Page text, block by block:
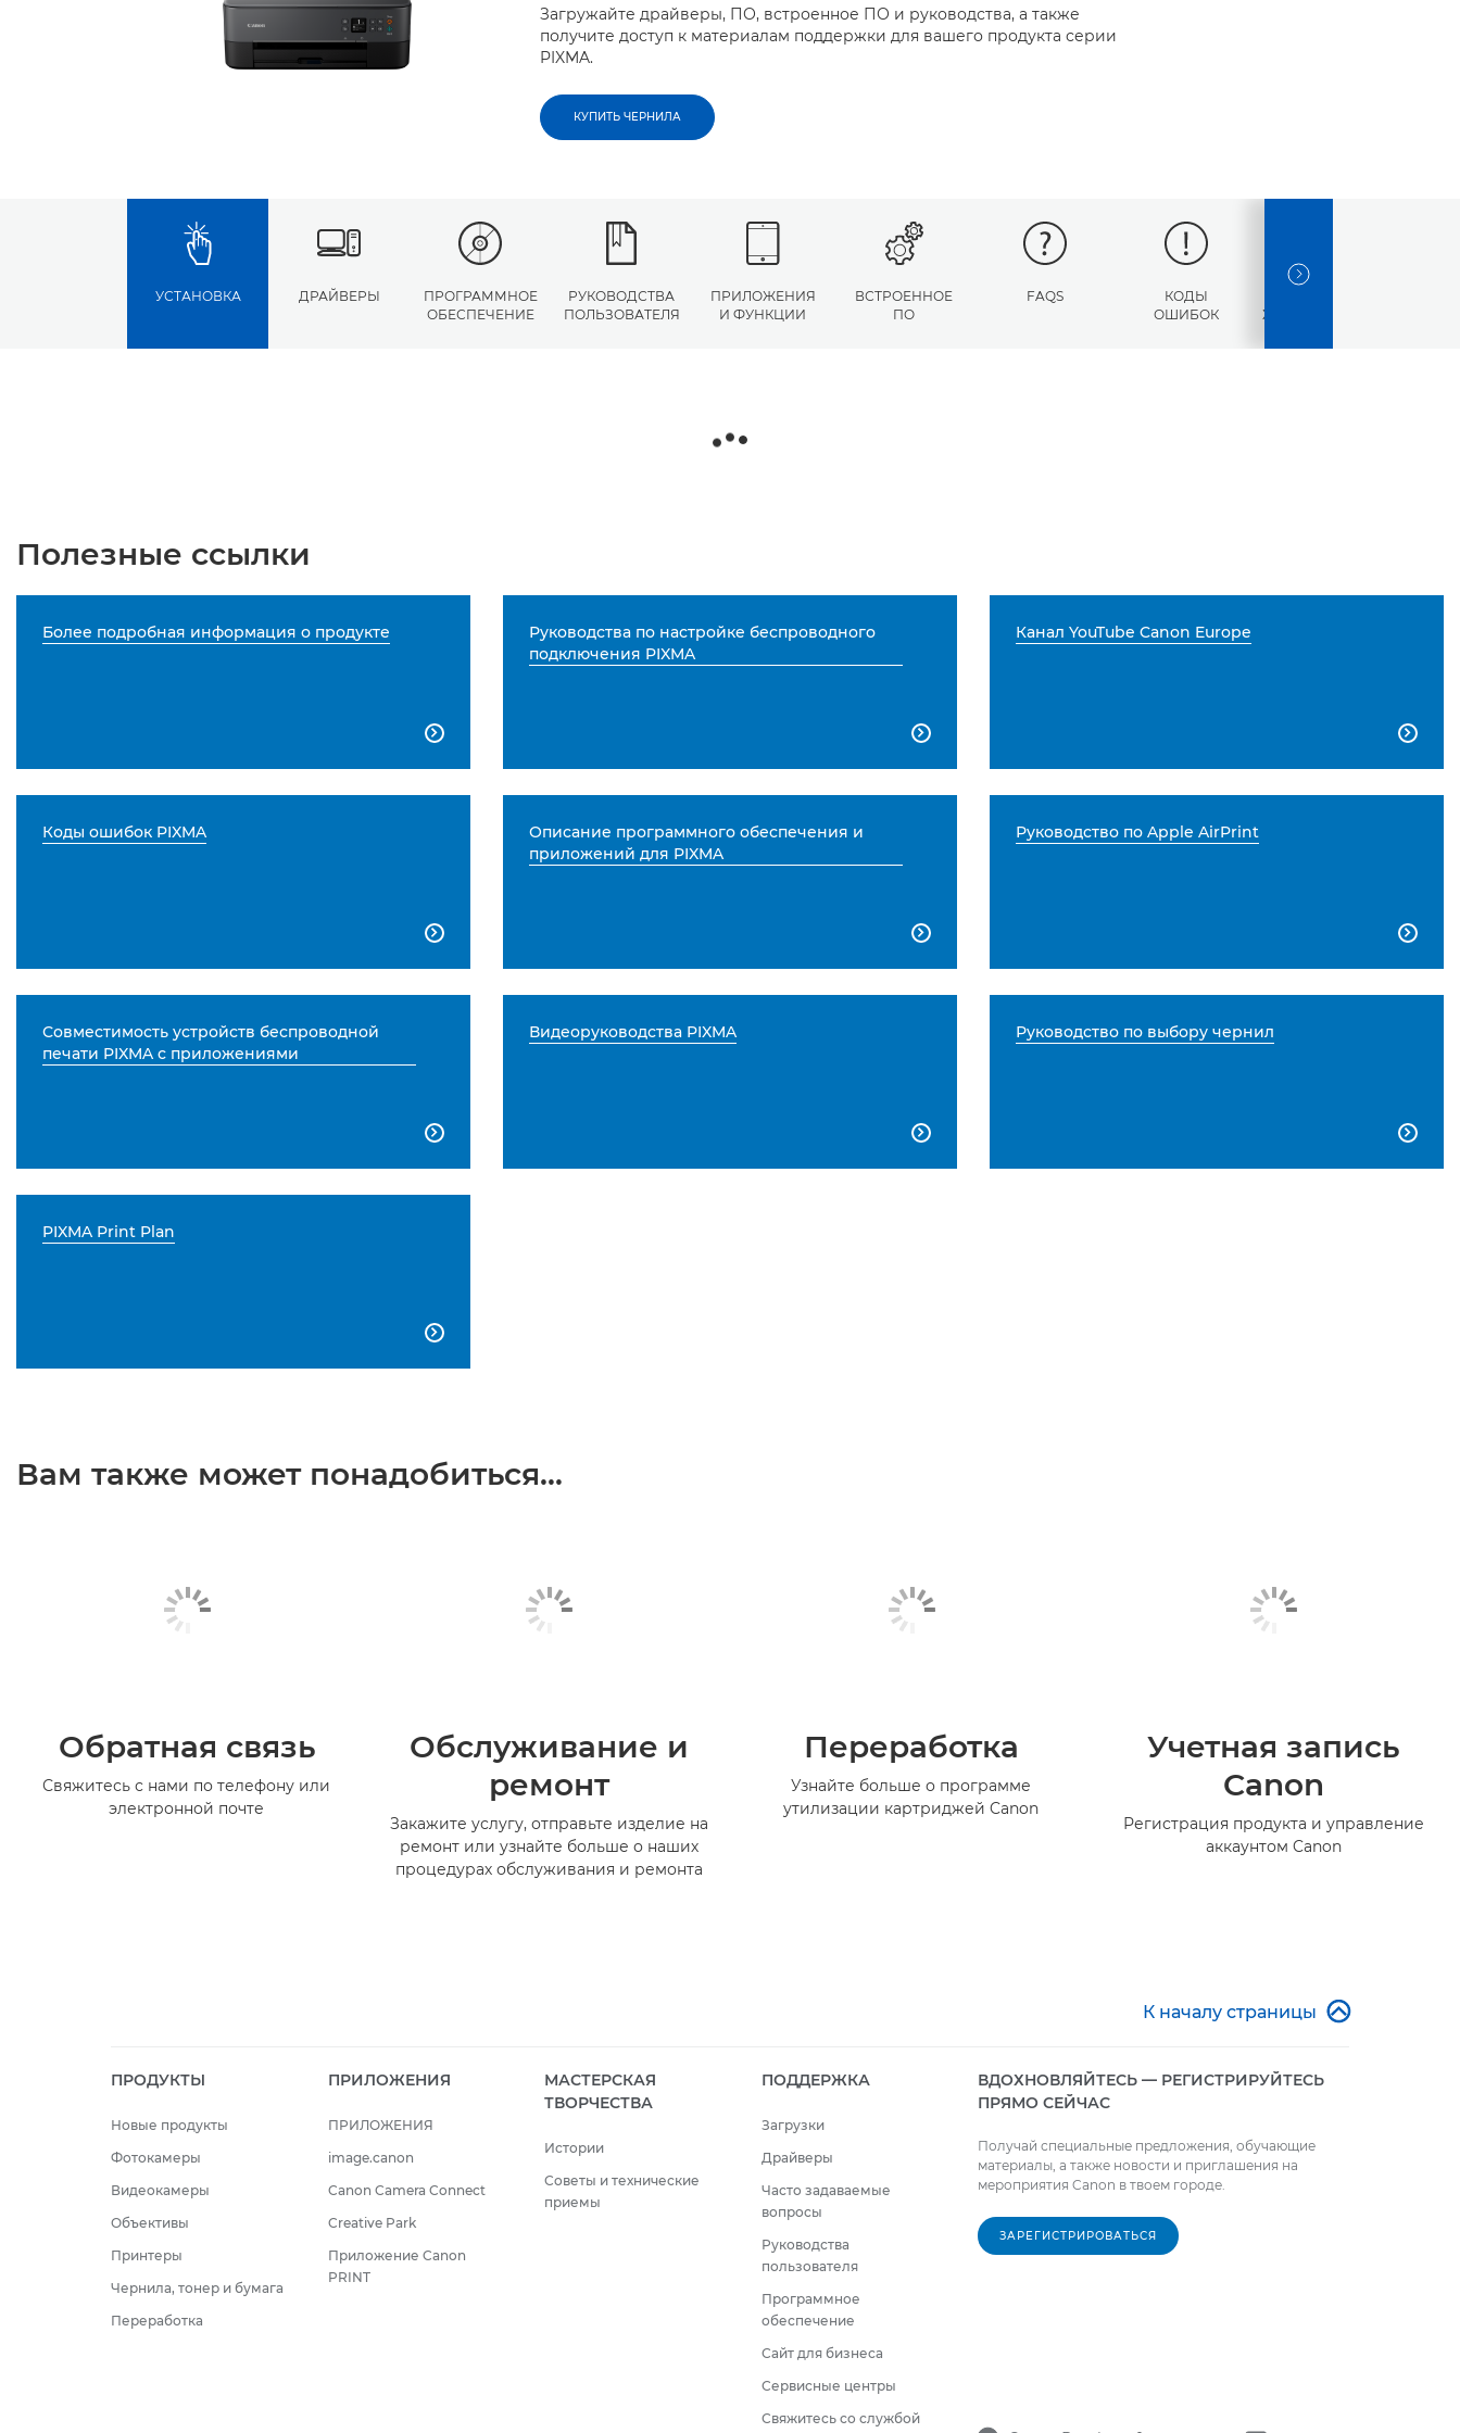
Загружайте драйверы, ПО, встроенное ПО и руководства, а также
получите доступ к материалам поддержки для вашего продукта серии
PIXMA.
КУПИТЬ ЧЕРНИЛА
УСТАНОВКА ДРАЙВЕРЫ
ПРОГРАММНОЕ
ОБЕСПЕЧЕНИЕ
РУКОВОДСТВА
ПОЛЬЗОВАТЕЛЯ
ПРИЛОЖЕНИЯ
И ФУНКЦИИ
ВСТРОЕННОЕ
ПО
FAQS
КОДЫ
ОШИБОК
ХАРАКТЕРИСТИКИ
NEXT SLIDE
Полезные ссылки
Более подробная информация о продукте

Руководства по настройке беспроводного
подключения PIXMA

Канал YouTube Canon Europe

Коды ошибок PIXMA

Описание программного обеспечения и
приложений для PIXMA

Руководство по Apple AirPrint

Совместимость устройств беспроводной
печати PIXMA с приложениями

Видеоруководства PIXMA

Руководство по выбору чернил

PIXMA Print Plan

Вам также может понадобиться...
Обратная связь
Свяжитесь с нами по телефону или
электронной почте
Обслуживание и
ремонт
Закажите услугу, отправьте изделие на
ремонт или узнайте больше о наших
процедурах обслуживания и ремонта
Переработка
Узнайте больше о программе
утилизации картриджей Canon
Учетная запись
Canon
Регистрация продукта и управление
аккаунтом Canon
К началу страницы 
ПРОДУКТЫ
Новые продукты
Фотокамеры
Видеокамеры
Объективы
Принтеры
Чернила, тонер и бумага
Переработка
ПРИЛОЖЕНИЯ
ПРИЛОЖЕНИЯ
image.canon
Canon Camera Connect
Creative Park
Приложение Canon
PRINT
МАСТЕРСКАЯ
ТВОРЧЕСТВА
Истории
Советы и технические
приемы
ПОДДЕРЖКА
Загрузки
Драйверы
Часто задаваемые
вопросы
Руководства
пользователя
Программное
обеспечение
Сайт для бизнеса
Сервисные центры
Свяжитесь со службой
ВДОХНОВЛЯЙТЕСЬ — РЕГИСТРИРУЙТЕСЬ
ПРЯМО СЕЙЧАС
Получай специальные предложения, обучающие
материалы, а также новости и приглашения на
мероприятия Canon в твоем городе.
ЗАРЕГИСТРИРОВАТЬСЯ